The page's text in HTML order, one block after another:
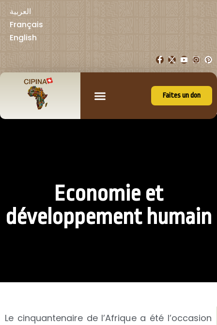
العربية
Français
English
Faites un don
Economie et
développement humain
Le cinquantenaire de l’Afrique a été l’occasion